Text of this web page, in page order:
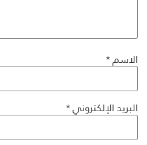
الاسم*
البريد الإلكتروني*